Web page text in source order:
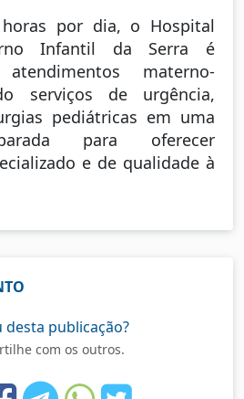
horas por dia, o Hospital
Infantil da Serra é
materno-
serviços de urgência,
pediátricas em uma
para oferecer
e de qualidade à
desta publicação?
com os outros.